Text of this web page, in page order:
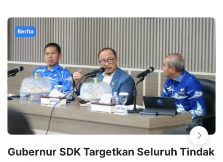
Berita
Gubernur SDK Targetkan Seluruh Tindak